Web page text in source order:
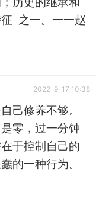
之一。一一赵
2022-9-17 10:38
己修养不够。
零，过一分钟
于控制自己的
的一种行为。